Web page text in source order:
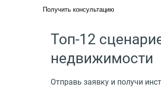
Получить консультацию
Топ-12
недвижимости
Отправь заявку и получи